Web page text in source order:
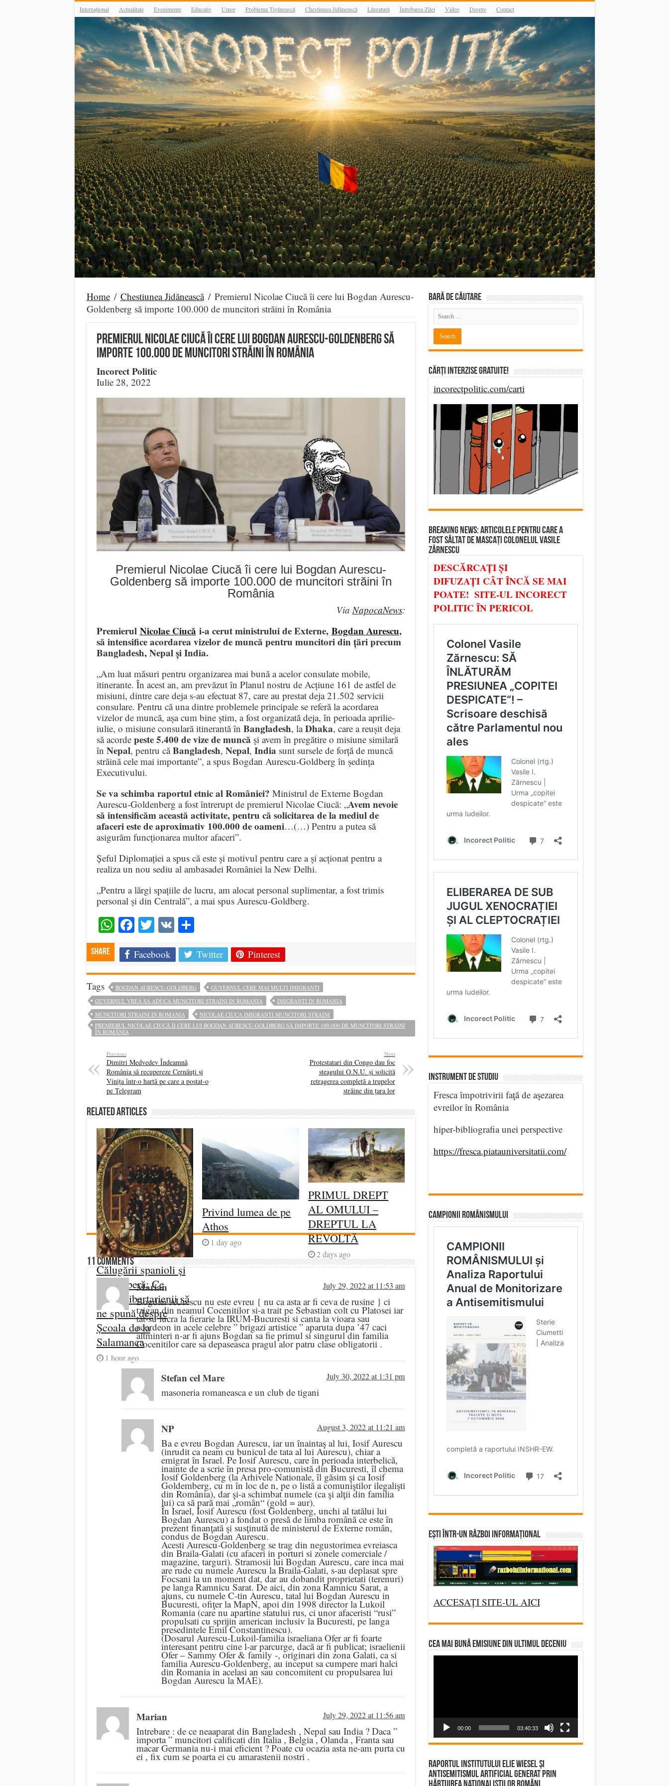
Internațional Actualitate Evenimente Educativ Umor Problema Țigănească Chestiunea Jidănească Literatură Întrebarea Zilei Video Despre Contact
Home / Chestiunea Jidănească / Premierul Nicolae Ciucă îi cere lui Bogdan Aurescu-
Goldenberg să importe 100.000 de muncitori străini în România
Premierul Nicolae Ciucă îi cere lui Bogdan Aurescu-Goldenberg să
importe 100.000 de muncitori străini în România
Incorect Politic
Iulie 28, 2022
Premierul Nicolae Ciucă îi cere lui Bogdan Aurescu-
Goldenberg să importe 100.000 de muncitori străini în
România
Via NapocaNews:
Premierul Nicolae Ciucă i-a cerut ministrului de Externe, Bogdan Aurescu,
să intensifice acordarea vizelor de muncă pentru muncitori din țări precum
Bangladesh, Nepal și India.
„Am luat măsuri pentru organizarea mai bună a acelor consulate mobile,
itinerante. În acest an, am prevăzut în Planul nostru de Acțiune 161 de astfel de
misiuni, dintre care deja s-au efectuat 87, care au prestat deja 21.502 servicii
consulare. Pentru că una dintre problemele principale se referă la acordarea
vizelor de muncă, așa cum bine știm, a fost organizată deja, în perioada aprilie-
iulie, o misiune consulară itinerantă în Bangladesh, laDhaka, care a reușit deja
să acorde peste 5.400 de vize de muncă și avem în pregătire o misiune similară
în Nepal, pentru căBangladesh, Nepal, India sunt sursele de forță de muncă
străină cele mai importante”, a spus Bogdan Aurescu-Goldberg în ședința
Executivului.
Se va schimba raportul etnic al României? Ministrul de Externe Bogdan
Aurescu-Goldenberg a fost întrerupt de premierul Nicolae Ciucă: „Avem nevoie
să intensificăm această activitate, pentru că solicitarea de la mediul de
afaceri este de aproximativ 100.000 de oameni…(…) Pentru a putea să
asigurăm funcționarea multor afaceri”.
Șeful Diplomației a spus că este și motivul pentru care a și acționat pentru a
realiza un nou sediu al ambasadei României la New Delhi.
„Pentru a lărgi spațiile de lucru, am alocat personal suplimentar, a fost trimis
personal și din Centrală”, a mai spus Aurescu-Goldberg.
WhatsApp
Facebook
Twitter
VKShare
Share Facebook Twitter Pinterest
Tags BOGDAN AURESCU-GOLDBERG
GUVERNUL CERE MAI MULTI IMIGRANTI
GUVERNUL VREA SA ADUCA MUNCITORI STRAINI IN ROMANIA
IMIGRANTI IN ROMANIA
MUNCITORI STRAINI IN ROMANIA
NICOLAE CIUCA IMIGRANTI MUNCITORI STRAINI
PREMIERUL NICOLAE CIUCĂ ÎI CERE LUI BOGDAN AURESCU-GOLDBERG SĂ IMPORTE 100.000 DE MUNCITORI STRĂINI
ÎN ROMÂNIA
Previous
Dimitri Medvedev Îndeamnă
România să recupereze Cernăuți și
Vinița într-o hartă pe care a postat-o
pe Telegram
Next
Protestatari din Congo dau foc
steagului O.N.U. și solicită
retragerea completă a trupelor
străine din țara lor
Related Articles
Călugării spanioli și
piața liberă: Ce
„uită” libertarienii să
ne spună despre
Școala de la
Salamanca
1 hour ago
Privind lumea de pe
Athos
1 day ago
PRIMUL DREPT
AL OMULUI –
DREPTUL LA
REVOLTĂ
2 days ago
11 comments
Marian July 29, 2022 at 11:53 am
Bogdan AUrescu nu este evreu { nu ca asta ar fi ceva de rusine } ci
tzigan din neamul Cocenitilor si-a trait pe Sebastian colt cu Platosei iar
tat-su lucra la fierarie la IRUM-Bucuresti si canta la vioara sau
acordeon in acele celebre ” brigazi artistice ” aparuta dupa ’47 caci
altminteri n-ar fi ajuns Bogdan sa fie primul si singurul din familia
Cocenitilor care sa depaseasca pragul alor patru clase obligatorii .
Stefan cel Mare July 30, 2022 at 1:31 pm
masoneria romaneasca e un club de tigani
NP August 3, 2022 at 11:21 am
Ba e evreu Bogdan Aurescu, iar un înaintaş al lui, Iosif Aurescu
(inrudit ca neam cu bunicul de tata al lui Aurescu), chiar a
emigrat în Israel. Pe Iosif Aurescu, care în perioada interbelică,
inainte de a scrie în presa pro-comunistă din Bucuresti, îl chema
Iosif Goldenberg (la Arhivele Nationale, îl găsim şi ca Iosif
Goldemberg, cu m în loc de n, pe o listă a comuniştilor ilegalişti
din România), dar şi-a schimbat numele (ca şi alţii din familia
lui) ca să pară mai „român“ (gold = aur).
În Israel, Iosif Aurescu (fost Goldenberg, unchi al tatălui lui
Bogdan Aurescu) a fondat o presă de limba română ce este în
prezent finanţată şi susţinută de ministerul de Externe român,
condus de Bogdan Aurescu.
Acesti Aurescu-Goldenberg se trag din negustorimea evreiasca
din Braila-Galati (cu afaceri in porturi si zonele comerciale /
magazine, targuri). Stramosii lui Bogdan Aurescu, care inca mai
are rude cu numele Aurescu la Braila-Galati, s-au deplasat spre
Focsani la un moment dat, dar au dobandit proprietati (terenuri)
pe langa Ramnicu Sarat. De aici, din zona Ramnicu Sarat, a
ajuns, cu numele C-tin Aurescu, tatal lui Bogdan Aurescu in
Bucuresti, ofiţer la MapN, apoi din 1998 director la Lukoil
Romania (care nu apartine statului rus, ci unor afaceristi “rusi”
propulsati cu sprijin american inclusiv la Bucuresti, pe langa
presedintele Emil Constantinescu).
(Dosarul Aurescu-Lukoil-familia israeliana Ofer ar fi foarte
interesant pentru cine l-ar parcurge, dacă ar fi publicat; israelienii
Ofer – Sammy Ofer & family -, originari din zona Galati, ca si
familia Aurescu-Goldenberg, au inceput sa cumpere mari halci
din Romania in acelasi an sau concomitent cu propulsarea lui
Bogdan Aurescu la MAE).
Marian July 29, 2022 at 11:56 am
Intrebare : de ce neaaparat din Bangladesh , Nepal sau India ? Daca ”
importa ” muncitori calificati din Italia , Belgia , Olanda , Franta sau
macar Germania nu-i mai eficient ? Poate cu ocazia asta ne-am purta cu
ei , fix cum se poarta ei cu amarastenii nostri .
BARĂ DE CĂUTARE
Cărți Interzise Gratuite!
incorectpolitic.com/carti
BREAKING NEWS: ARTICOLELE PENTRU CARE A
FOST SĂLTAT DE MASCAȚI COLONELUL VASILE
ZĂRNESCU
DESCĂRCAȚI ȘI
DIFUZAȚI CÂT ÎNCĂ SE MAI
POATE! SITE-UL INCORECT
POLITIC ÎN PERICOL
INSTRUMENT DE STUDIU
Fresca împotrivirii faţă de aşezarea
evreilor în România
hiper-bibliografia unei perspective
https://fresca.piatauniversitatii.com/
CAMPIONII ROMÂNISMULUI
Ești într-un RĂZBOI INFORMAȚIONAL
ACCESAȚI SITE-UL AICI
CEA MAI BUNĂ EMISIUNE DIN ULTIMUL DECENIU
00:00 03:40:33
Raportul Institutului Elie Wiesel și
Antisemitismul Artificial Generat prin